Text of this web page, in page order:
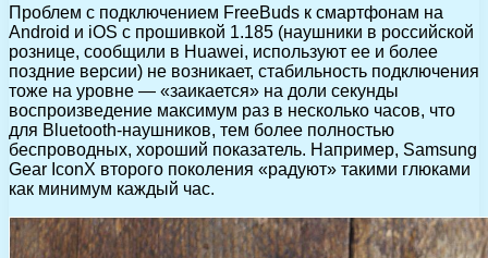
Проблем с подключением FreeBuds к смартфонам на
Android и iOS с прошивкой 1.185 (наушники в российской
рознице, сообщили в Huawei, используют ее и более
поздние версии) не возникает, стабильность подключения
тоже на уровне — «заикается» на доли секунды
воспроизведение максимум раз в несколько часов, что
для Bluetooth-наушников, тем более полностью
беспроводных, хороший показатель. Например, Samsung
Gear IconX второго поколения «радуют» такими глюками
как минимум каждый час.